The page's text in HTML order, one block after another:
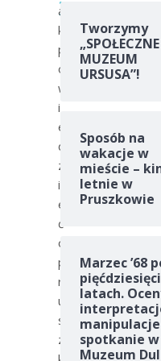
1a
k
p
o
w
i
e
d
z
i
e
ć
o
p
r
u
s
z
Tworzymy
„SPOŁECZNE
MUZEUM
URSUSA”!
Sposób na
wakacje w
mieście –
letnie w
Pruszkowie
Marzec ’68
latach.
spotkanie w
Muzeum